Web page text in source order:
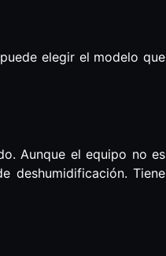
elegir el modelo que
Aunque el equipo no es
deshumidificación. Tiene